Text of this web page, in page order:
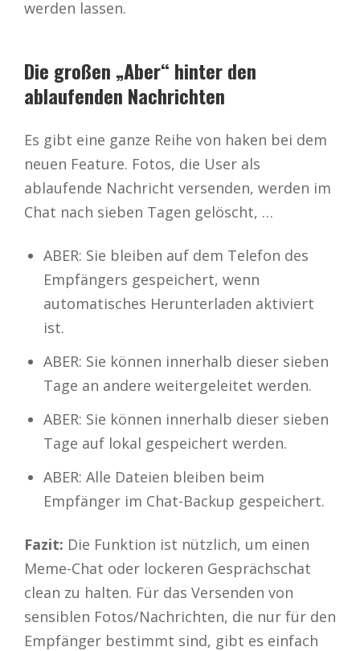
werden lassen.
Die großen „Aber“ hinter den
ablaufenden Nachrichten
Es gibt eine ganze Reihe von haken bei dem
neuen Feature. Fotos, die User als
ablaufende Nachricht versenden, werden im
Chat nach sieben Tagen gelöscht, …
ABER: Sie bleiben auf dem Telefon des
Empfängers gespeichert, wenn
automatisches Herunterladen aktiviert
ist.
ABER: Sie können innerhalb dieser sieben
Tage an andere weitergeleitet werden.
ABER: Sie können innerhalb dieser sieben
Tage auf lokal gespeichert werden.
ABER: Alle Dateien bleiben beim
Empfänger im Chat-Backup gespeichert.
Fazit: Die Funktion ist nützlich, um einen
Meme-Chat oder lockeren Gesprächschat
clean zu halten. Für das Versenden von
sensiblen Fotos/Nachrichten, die nur für den
Empfänger bestimmt sind, gibt es einfach